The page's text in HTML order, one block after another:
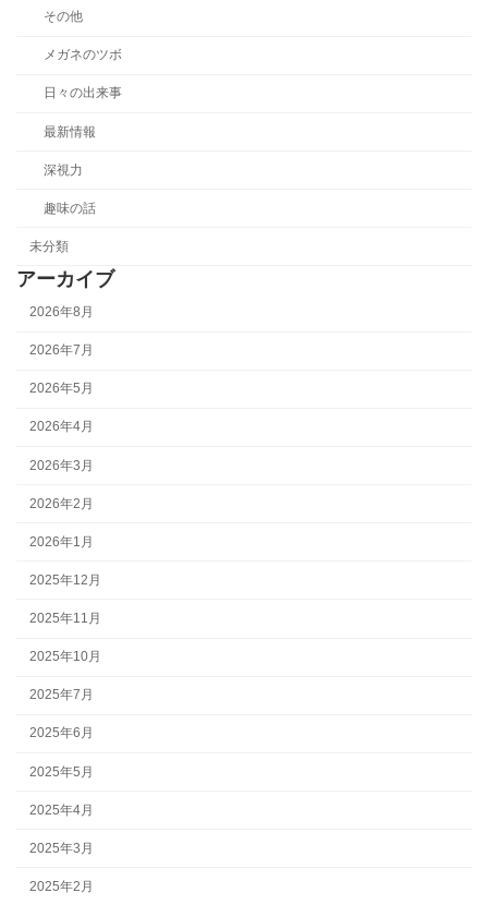
その他
メガネのツボ
日々の出来事
最新情報
深視力
趣味の話
未分類
アーカイブ
2026年8月
2026年7月
2026年5月
2026年4月
2026年3月
2026年2月
2026年1月
2025年12月
2025年11月
2025年10月
2025年7月
2025年6月
2025年5月
2025年4月
2025年3月
2025年2月